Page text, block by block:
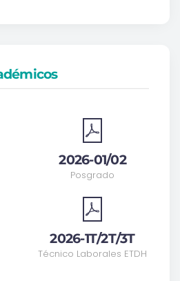
2026-01/02
Posgrado
2026-1T/2T/3T
Técnico Laborales ETDH